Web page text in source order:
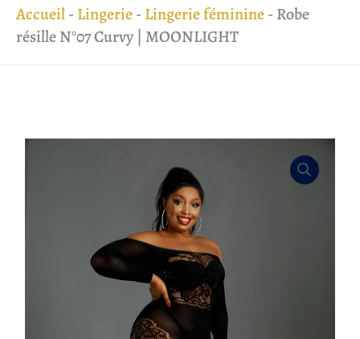
Accueil- Lingerie- Lingerie féminine- Robe
résille N°07 Curvy | MOONLIGHT